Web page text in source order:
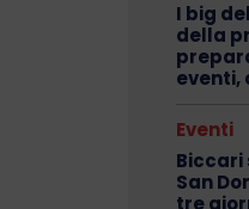
I big
della
eventi,
Eventi
San
tre